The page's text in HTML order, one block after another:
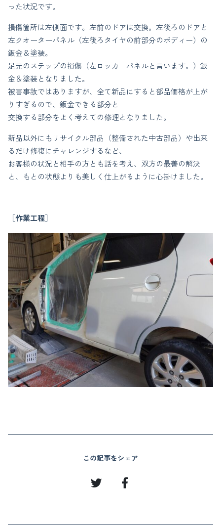
った状況です。
損傷箇所は左側面です。左前のドアは交換。左後ろのドアと
左クオーターパネル（左後ろタイヤの前部分のボディー）の
鈑金＆塗装。
足元のステップの損傷（左ロッカーパネルと言います。）鈑
金＆塗装となりました。
被害事故ではありますが、全て新品にすると部品価格が上が
りすぎるので、鈑金できる部分と
交換する部分をよく考えての修理となりました。
新品以外にもリサイクル部品（整備された中古部品）や出来
るだけ修復にチャレンジするなど、
お客様の状況と相手の方とも話を考え、双方の最善の解決
と、もとの状態よりも美しく仕上がるように心掛けました。
［作業工程］
この記事をシェア